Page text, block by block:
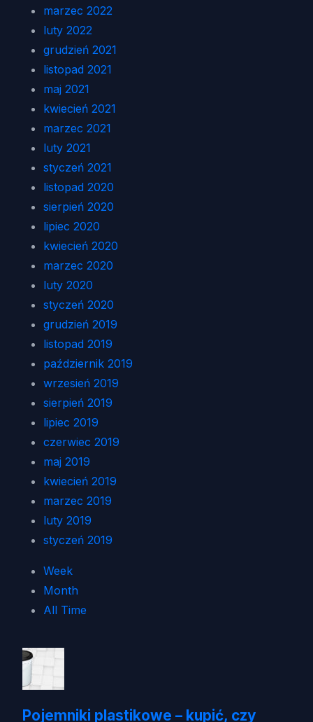
marzec 2022
luty 2022
grudzień 2021
listopad 2021
maj 2021
kwiecień 2021
marzec 2021
luty 2021
styczeń 2021
listopad 2020
sierpień 2020
lipiec 2020
kwiecień 2020
marzec 2020
luty 2020
styczeń 2020
grudzień 2019
listopad 2019
październik 2019
wrzesień 2019
sierpień 2019
lipiec 2019
czerwiec 2019
maj 2019
kwiecień 2019
marzec 2019
luty 2019
styczeń 2019
Week
Month
All Time
Pojemniki plastikowe – kupić, czy